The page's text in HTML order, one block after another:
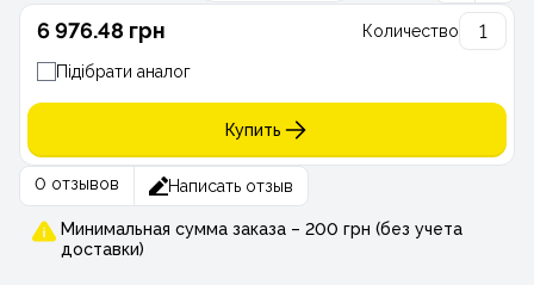
6 976.48 грн Количество
Підібрати аналог
Купить
0 отзывов Написать отзыв
Минимальная сумма заказа – 200 грн (без учета
доставки)